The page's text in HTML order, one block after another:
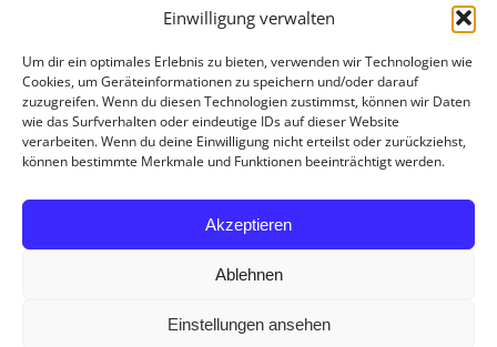
Einwilligung verwalten
Um dir ein optimales Erlebnis zu bieten, verwenden wir Technologien wie
Cookies, um Geräteinformationen zu speichern und/oder darauf
zuzugreifen. Wenn du diesen Technologien zustimmst, können wir Daten
wie das Surfverhalten oder eindeutige IDs auf dieser Website
verarbeiten. Wenn du deine Einwilligung nicht erteilst oder zurückziehst,
können bestimmte Merkmale und Funktionen beeinträchtigt werden.
Akzeptieren
Ablehnen
Einstellungen ansehen
Facebook
YouTubeInstagram